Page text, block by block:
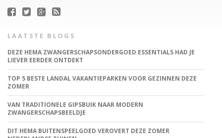
LAATSTE BLOGS
DEZE HEMA ZWANGERSCHAPSONDERGOED ESSENTIALS HAD JE
LIEVER EERDER ONTDEKT
TOP 5 BESTE LANDAL VAKANTIEPARKEN VOOR GEZINNEN DEZE
ZOMER
VAN TRADITIONELE GIPSBUIK NAAR MODERN
ZWANGERSCHAPSBEELDJE
DIT HEMA BUITENSPEELGOED VEROVERT DEZE ZOMER